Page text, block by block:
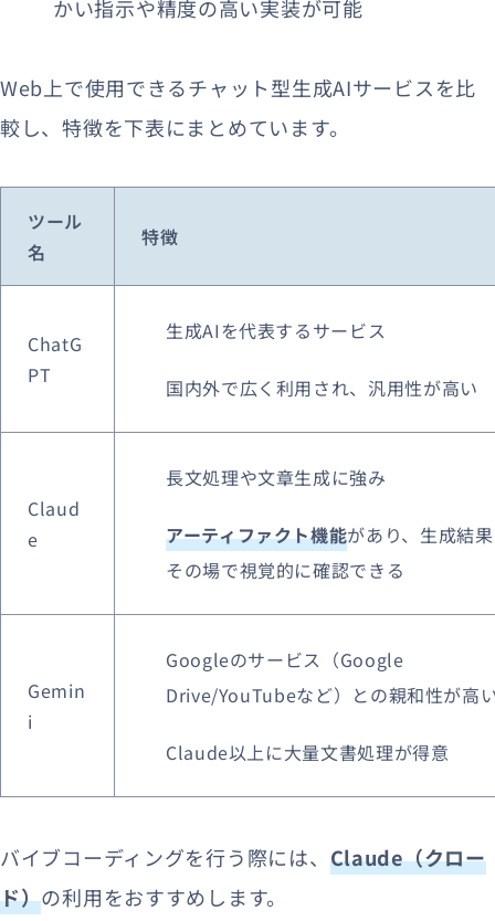
かい指示や精度の高い実装が可能
Web上で使用できるチャット型生成AIサービスを比
較し、特徴を下表にまとめています。
ツール
名
特徴
ChatG
PT
生成AIを代表するサービス
国内外で広く利用され、汎用性が高い
Claud
e
長文処理や文章生成に強み
アーティファクト機能があり、生成結
その場で視覚的に確認できる
Gemin
i
Googleのサービス（Google
Drive/YouTubeなど）との親和性が高
Claude以上に大量文書処理が得意
バイブコーディングを行う際には、 Claude（クロー
ド）の利用をおすすめします。